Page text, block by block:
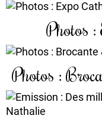
Photos :
Photos :